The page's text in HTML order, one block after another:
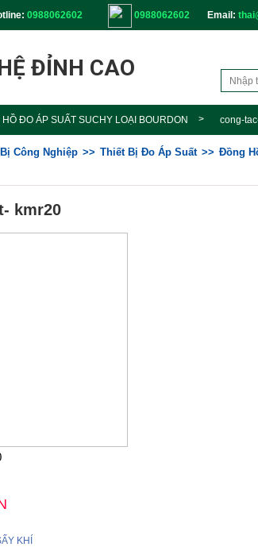
0988062602 0988062602 Email:
ĐỈNH CAO
ĐO ÁP SUẤT SUCHY LOẠI BOURDON cong-
Công Nghiệp Thiết Bị Đo Áp Suất Đồng
kmr20
KHÍ